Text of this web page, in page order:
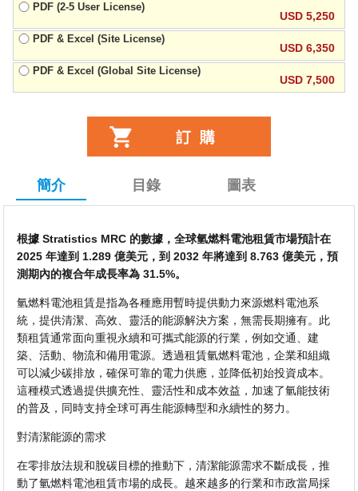
PDF (2-5 User License)
USD 5,250
PDF & Excel (Site License)
USD 6,350
PDF & Excel (Global Site License)
USD 7,500
簡介 目錄 圖表
根據 Stratistics MRC 的數據，全球氫燃料電池租賃市場預計在
2025 年達到 1.289 億美元，到 2032 年將達到 8.763 億美元，預
測期內的複合年成長率為 31.5%。
氫燃料電池租賃是指為各種應用暫時提供動力來源燃料電池系
統，提供清潔、高效、靈活的能源解決方案，無需長期擁有。此
類租賃通常面向重視永續和可攜式能源的行業，例如交通、建
築、活動、物流和備用電源。透過租賃氫燃料電池，企業和組織
可以減少碳排放，確保可靠的電力供應，並降低初始投資成本。
這種模式透過提供擴充性、靈活性和成本效益，加速了氫能技術
的普及，同時支持全球可再生能源轉型和永續性的努力。
對清潔能源的需求
在零排放法規和脫碳目標的推動下，清潔能源需求不斷成長，推
動了氫燃料電池租賃市場的成長。越來越多的行業和市政當局採